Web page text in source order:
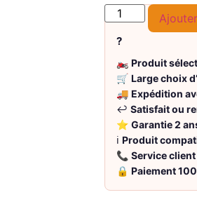
?
🏍️ Produit
🛒 Large choix
🚚 Expédition
↩️ Satisfait ou
⭐ Garantie 2
ℹ️ Produit
📞 Service
🔒 Paiement